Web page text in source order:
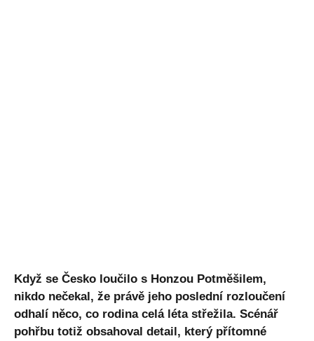
Když se Česko loučilo s Honzou Potměšilem,
nikdo nečekal, že právě jeho poslední rozloučení
odhalí něco, co rodina celá léta střežila. Scénář
pohřbu totiž obsahoval detail, který přítomné